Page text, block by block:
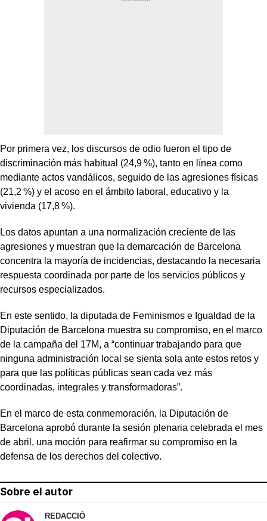
Por primera vez, los discursos de odio fueron el tipo de
discriminación más habitual (24,9 %), tanto en línea como
mediante actos vandálicos, seguido de las agresiones físicas
(21,2 %) y el acoso en el ámbito laboral, educativo y la
vivienda (17,8 %).
Los datos apuntan a una normalización creciente de las
agresiones y muestran que la demarcación de Barcelona
concentra la mayoría de incidencias, destacando la necesaria
respuesta coordinada por parte de los servicios públicos y
recursos especializados.
En este sentido, la diputada de Feminismos e Igualdad de la
Diputación de Barcelona muestra su compromiso, en el marco
de la campaña del 17M, a “continuar trabajando para que
ninguna administración local se sienta sola ante estos retos y
para que las políticas públicas sean cada vez más
coordinadas, integrales y transformadoras”.
En el marco de esta conmemoración, la Diputación de
Barcelona aprobó durante la sesión plenaria celebrada el mes
de abril, una moción para reafirmar su compromiso en la
defensa de los derechos del colectivo.
Sobre el autor
REDACCIÓ